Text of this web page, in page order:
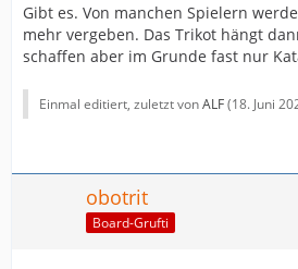
Gibt es. Von manchen Spielern
mehr vergeben. Das Trikot hängt
schaffen aber im Grunde fast nur
Einmal editiert, zuletzt vonALF(18. Juni
obotrit
Board-Grufti